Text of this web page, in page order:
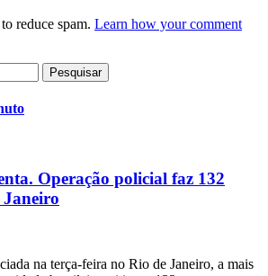
reduce spam. Learn how your comment
Operação policial faz 132
na terça-feira no Rio de Janeiro, a mais